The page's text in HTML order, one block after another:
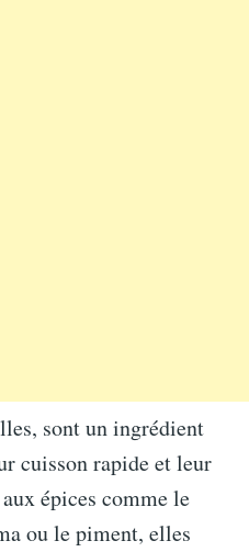
sont un ingrédient
cuisson rapide et leur
épices comme le
ou le piment, elles